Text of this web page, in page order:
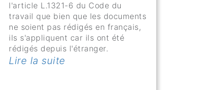
l'article L.1321-6 du Code du
travail que bien que les documents
ne soient pas rédigés en français,
ils s'appliquent car ils ont été
rédigés depuis l'étranger.
Lire la suite